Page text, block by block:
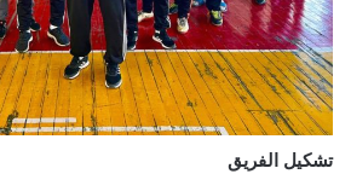
تشكيل الفريق